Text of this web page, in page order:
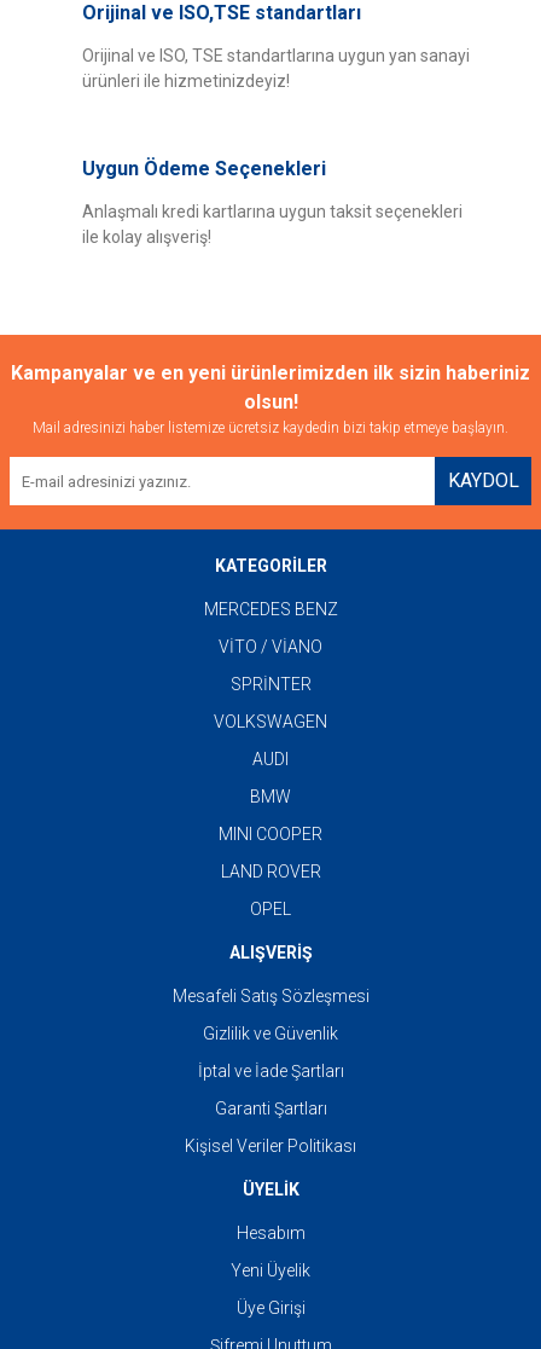
Ürün bilgilerinde hatalar bulunuyor.
Ürün fiyatı diğer sitelerden daha pahalı.
Bu ürüne benzer farklı alternatifler olmalı.
Orijinal ve ISO,TSE standartları
Orijinal ve ISO, TSE standartlarına uygun yan sanayi
ürünleri ile hizmetinizdeyiz!
Uygun Ödeme Seçenekleri
Anlaşmalı kredi kartlarına uygun taksit seçenekleri
ile kolay alışveriş!
Kampanyalar ve en yeni ürünlerimizden ilk sizin haberiniz
olsun!
Mail adresinizi haber listemize ücretsiz kaydedin bizi takip etmeye başlayın.
KAYDOL
KATEGORİLER
MERCEDES BENZ
VİTO / VİANO
SPRİNTER
VOLKSWAGEN
AUDI
BMW
MINI COOPER
LAND ROVER
OPEL
ALIŞVERİŞ
Mesafeli Satış Sözleşmesi
Gizlilik ve Güvenlik
İptal ve İade Şartları
Garanti Şartları
Kişisel Veriler Politikası
ÜYELİK
Hesabım
Yeni Üyelik
Üye Girişi